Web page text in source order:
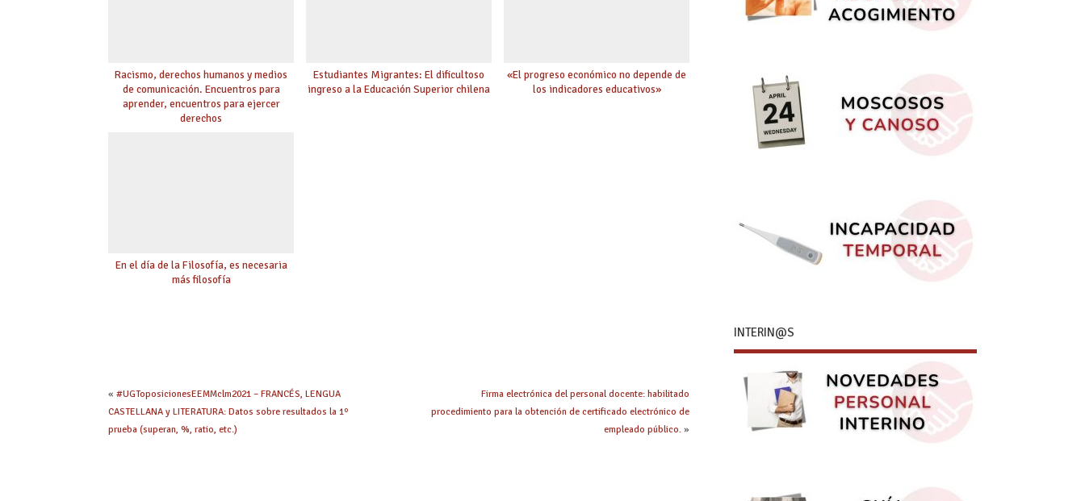
Racismo, derechos humanos y medios
de comunicación. Encuentros para
aprender, encuentros para ejercer
derechos
Estudiantes Migrantes: El dificultoso
ingreso a la Educación Superior chilena
«El progreso económico no depende de
los indicadores educativos»
En el día de la Filosofía, es necesaria
más filosofía
«#UGToposicionesEEMMclm2021 – FRANCÉS, LENGUA
CASTELLANA y LITERATURA: Datos sobre resultados la 1º
prueba (superan, %, ratio, etc.)
Firma electrónica del personal docente: habilitado
procedimiento para la obtención de certificado electrónico de
empleado público. »
INTERIN@S